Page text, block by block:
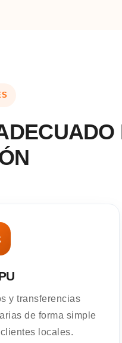
y transferencias
de forma simple
locales.